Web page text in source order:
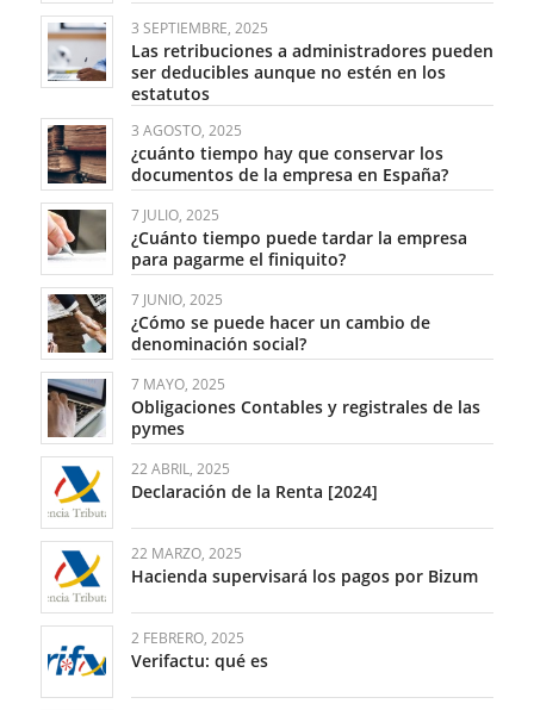
3 SEPTIEMBRE, 2025
Las retribuciones a administradores pueden
ser deducibles aunque no estén en los
estatutos
3 AGOSTO, 2025
¿cuánto tiempo hay que conservar los
documentos de la empresa en España?
7 JULIO, 2025
¿Cuánto tiempo puede tardar la empresa
para pagarme el finiquito?
7 JUNIO, 2025
¿Cómo se puede hacer un cambio de
denominación social?
7 MAYO, 2025
Obligaciones Contables y registrales de las
pymes
22 ABRIL, 2025
Declaración de la Renta [2024]
22 MARZO, 2025
Hacienda supervisará los pagos por Bizum
2 FEBRERO, 2025
Verifactu: qué es